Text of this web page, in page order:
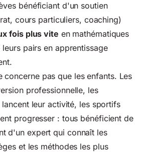
bénéficiant d'un soutien
cours particuliers, coaching)
fois plus vite en mathématiques
pairs en apprentissage
concerne pas que les enfants. Les
professionnelle, les
leur activité, les sportifs
progresser : tous bénéficient de
d'un expert qui connaît les
et les méthodes les plus